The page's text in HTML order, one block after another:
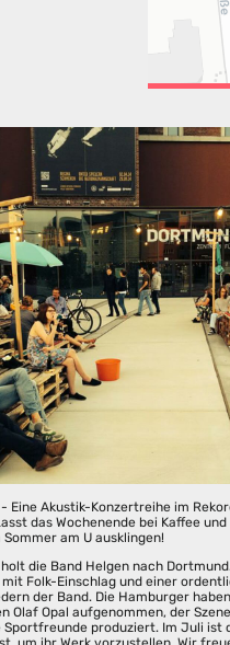
- Eine Akustik-Konzertreihe im
das Wochenende bei Kaffee
am U ausklingen!
holt die Band Helgen nach
Folk-Einschlag und einer
der Band. Die Hamburger
Olaf Opal aufgenommen, der
Sportfreunde produziert. Im Juli ist